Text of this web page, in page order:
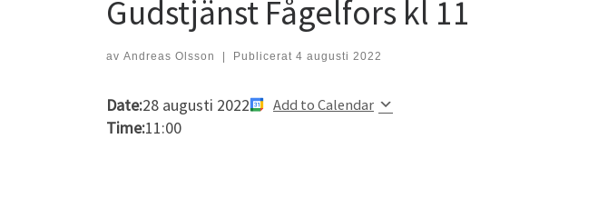
Gudstjänst Fågelfors kl 11
av Andreas Olsson | Publicerat 4 augusti 2022
Date:28 augusti 2022 Add to Calendar
Time:11:00